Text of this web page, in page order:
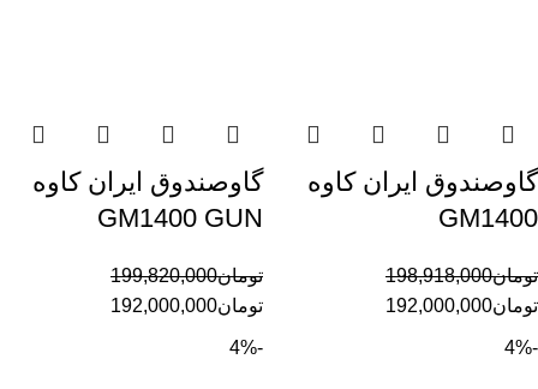
گاوصندوق ایران کاوه
GM1400
تومان198,918,000
تومان192,000,000
گاوصندوق ایران کاوه
GM1400 GUN
تومان199,820,000
تومان192,000,000
-4%
-4%